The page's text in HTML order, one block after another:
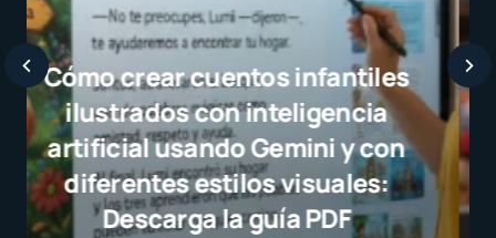
Javier Bardem elogia a la
selección campeona y destaca
el juego limpio como ejemplo
para millones de niños